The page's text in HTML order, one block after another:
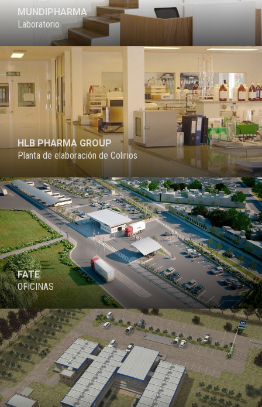
MUNDIPHARMA
Laboratorio
PROYECTO
HLB PHARMA GROUP
Planta de elaboración de Colirios
FATE
OFICINAS
PROYECTO